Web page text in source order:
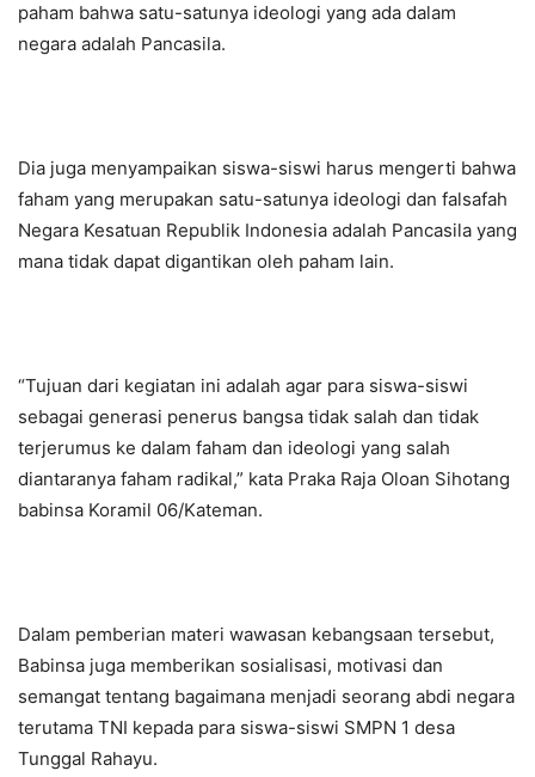
paham bahwa satu-satunya ideologi yang ada dalam
negara adalah Pancasila.
Dia juga menyampaikan siswa-siswi harus mengerti bahwa
faham yang merupakan satu-satunya ideologi dan falsafah
Negara Kesatuan Republik Indonesia adalah Pancasila yang
mana tidak dapat digantikan oleh paham lain.
“Tujuan dari kegiatan ini adalah agar para siswa-siswi
sebagai generasi penerus bangsa tidak salah dan tidak
terjerumus ke dalam faham dan ideologi yang salah
diantaranya faham radikal,” kata Praka Raja Oloan Sihotang
babinsa Koramil 06/Kateman.
Dalam pemberian materi wawasan kebangsaan tersebut,
Babinsa juga memberikan sosialisasi, motivasi dan
semangat tentang bagaimana menjadi seorang abdi negara
terutama TNI kepada para siswa-siswi SMPN 1 desa
Tunggal Rahayu.